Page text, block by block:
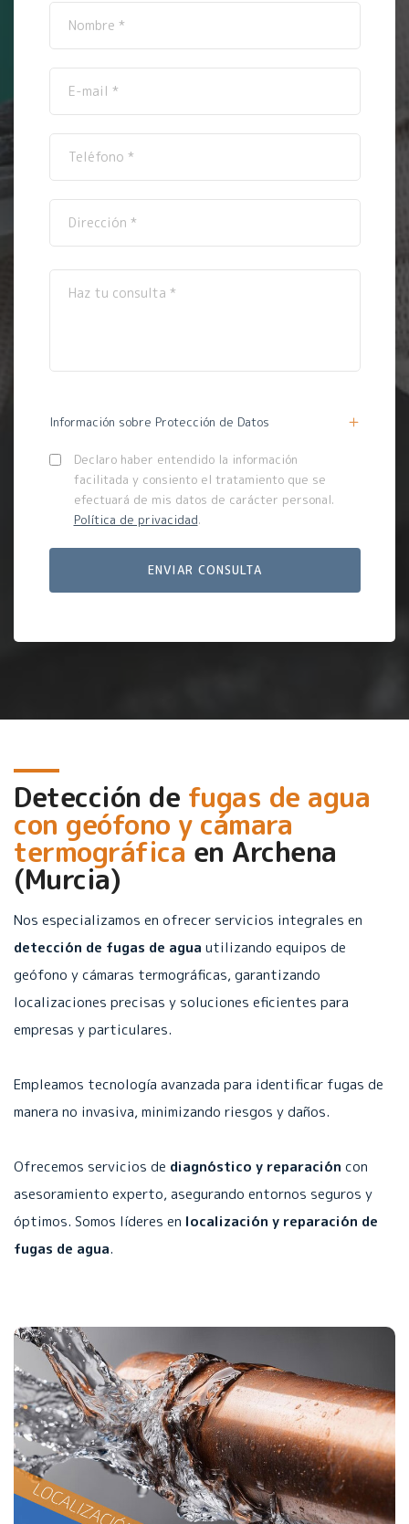
Información sobre Protección de Datos
Declaro haber entendido la información
facilitada y consiento el tratamiento que se
efectuará de mis datos de carácter personal.
Política de privacidad.
Detección de fugas de agua
con geófono y cámara
termográficaen Archena
(Murcia)
Nos especializamos en ofrecer servicios integrales en
detección de fugas de agua utilizando equipos de
geófono y cámaras termográficas, garantizando
localizaciones precisas y soluciones eficientes para
empresas y particulares.
Empleamos tecnología avanzada para identificar fugas de
manera no invasiva, minimizando riesgos y daños.
Ofrecemos servicios de diagnóstico y reparación con
asesoramiento experto, asegurando entornos seguros y
óptimos. Somos líderes en localización y reparación de
fugas de agua.